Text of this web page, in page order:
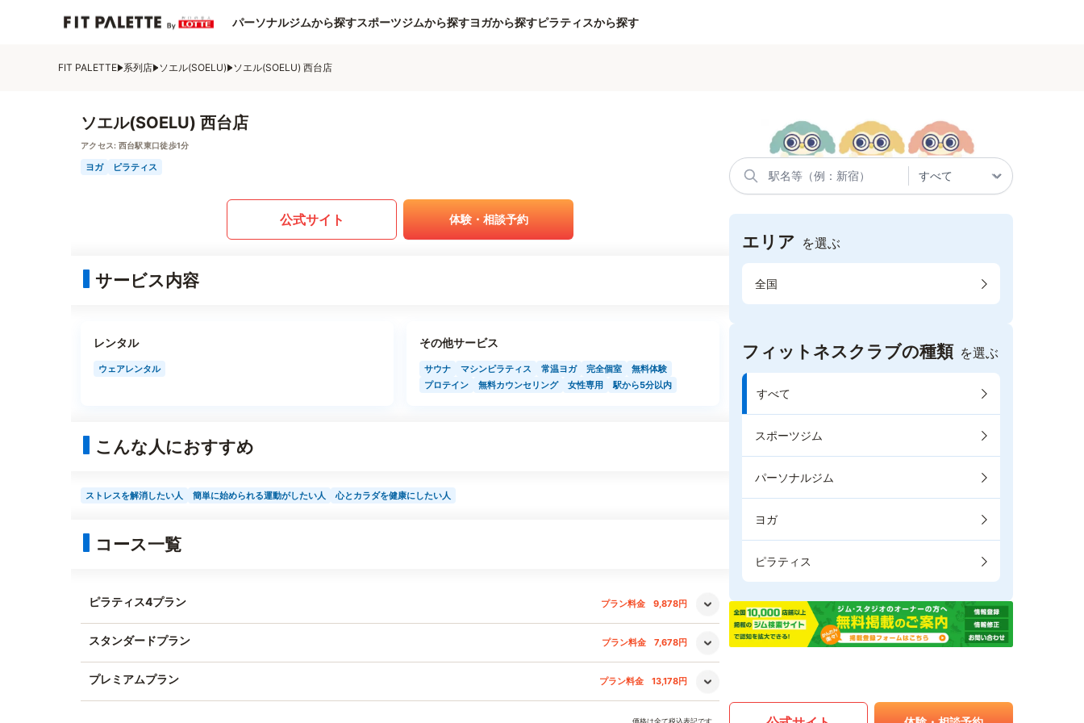
パーソナルジムから探すスポーツジムから探すヨガから探すピラティスから探す
FIT PALETTE 系列店 ソエル(SOELU) ソエル(SOELU) 西台店
ソエル(SOELU) 西台店
アクセス: 西台駅東口徒歩1分
ヨガ ピラティス
公式サイト 体験・相談予約
サービス内容
レンタル
ウェアレンタル
その他サービス
サウナ マシンピラティス 常温ヨガ 完全個室
無料体験
プロテイン
無料カウンセリング 女性専用 駅から5分以内
こんな人におすすめ
ストレスを解消したい人 簡単に始められる運動がしたい人 心とカラダを健康にしたい人
コース一覧
ピラティス4プラン プラン料金 9,878円
スタンダードプラン プラン料金 7,678円
プレミアムプラン プラン料金 13,178円
価格は全て税込表記です。
エリア を選ぶ
全国
フィットネスクラブの種類 を選ぶ
すべて
スポーツジム
パーソナルジム
ヨガ
ピラティス